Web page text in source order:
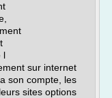
l
sur internet
son compte, les
sites options